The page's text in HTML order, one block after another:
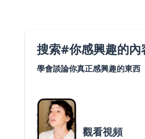
搜索#你感興趣的內
學會談論你真正感興趣的東西
觀看視頻